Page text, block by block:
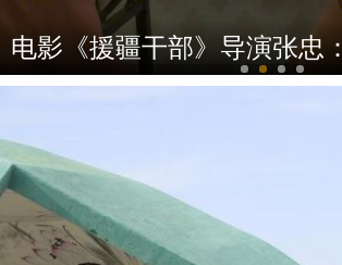
电影《援疆干部》导演张忠